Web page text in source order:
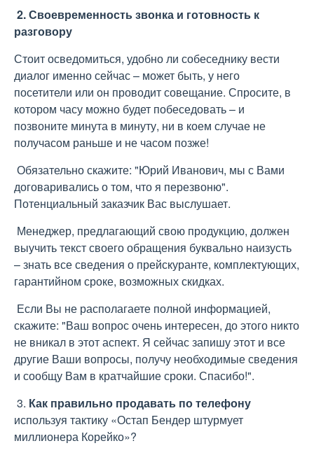
2. Своевременность звонка и готовность к
разговору
Стоит осведомиться, удобно ли собеседнику вести
диалог именно сейчас – может быть, у него
посетители или он проводит совещание. Спросите, в
котором часу можно будет побеседовать – и
позвоните минута в минуту, ни в коем случае не
получасом раньше и не часом позже!
Обязательно скажите: "Юрий Иванович, мы с Вами
договаривались о том, что я перезвоню".
Потенциальный заказчик Вас выслушает.
Менеджер, предлагающий свою продукцию, должен
выучить текст своего обращения буквально наизусть
– знать все сведения о прейскуранте, комплектующих,
гарантийном сроке, возможных скидках.
Если Вы не располагаете полной информацией,
скажите: "Ваш вопрос очень интересен, до этого никто
не вникал в этот аспект. Я сейчас запишу этот и все
другие Ваши вопросы, получу необходимые сведения
и сообщу Вам в кратчайшие сроки. Спасибо!".
3. Как правильно продавать по телефону
используя тактику «Остап Бендер штурмует
миллионера Корейко»?